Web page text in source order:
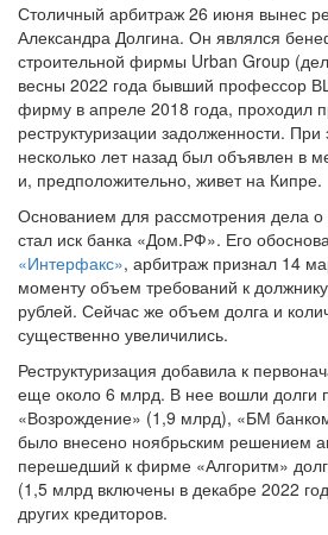
Столичный арбитраж 26 июня вынес
Александра Долгина. Он являлся
строительной фирмы Urban Group
весны 2022 года бывший профессор
фирму в апреле 2018 года, проходил
реструктуризации задолженности.
несколько лет назад был объявлен в
и, предположительно, живет на Кипре.
Основанием для рассмотрения дела о
стал иск банка «Дом.РФ». Его
«Интерфакс», арбитраж признал 14
моменту объем требований к
рублей. Сейчас же объем долга и
существенно увеличились.
Реструктуризация добавила к
еще около 6 млрд. В нее вошли долги
«Возрождение» (1,9 млрд), «БМ
было внесено ноябрьским решением
перешедший к фирме «Алгоритм»
(1,5 млрд включены в декабре 2022
других кредиторов.